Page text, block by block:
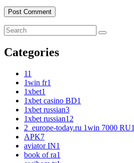
Categories
11
1win fr1
1xbet1
1xbet casino BD1
1xbet russian3
1xbet russian1 2
2_europe-today.ru 1win 7000 RU1
APK7
aviator IN1
book of ra1